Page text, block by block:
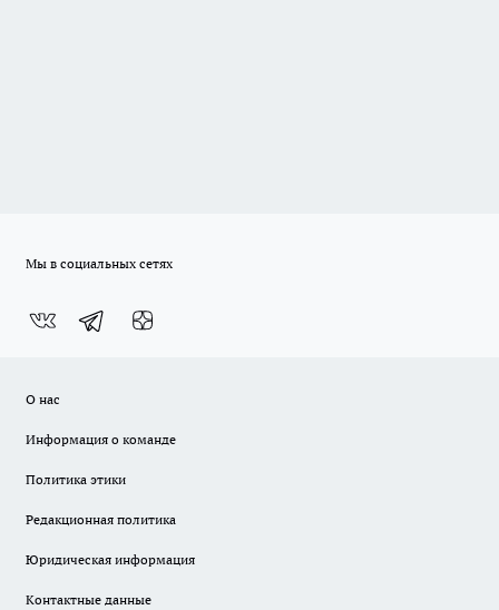
Мы в социальных сетях
О нас
Информация о команде
Политика этики
Редакционная политика
Юридическая информация
Контактные данные